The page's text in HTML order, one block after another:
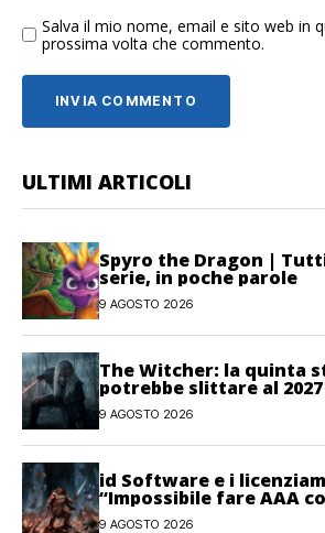
Salva il mio nome, email e sito web in
prossima volta che commento.
ULTIMI ARTICOLI
Spyro the Dragon |
serie, in poche parole
9 AGOSTO 2026
The Witcher: la quinta
potrebbe slittare al 2027
9 AGOSTO 2026
id Software e i
“Impossibile fare AAA
personale”
9 AGOSTO 2026